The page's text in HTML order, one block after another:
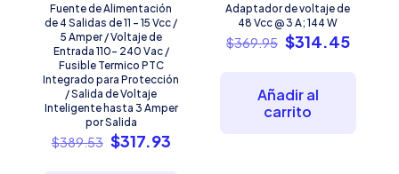
Fuente de Alimentación
de 4 Salidas de 11 – 15 Vcc /
5 Amper / Voltaje de
Entrada 110- 240 Vac /
Fusible Termico PTC
Integrado para Protección
/ Salida de Voltaje
Inteligente hasta 3 Amper
por Salida
$389.53 El
$317.93El
Adaptador de voltaje de
48 Vcc @ 3 A; 144 W
$369.95 El
era:
$369.95.
$314.45El
Añadir al
carrito